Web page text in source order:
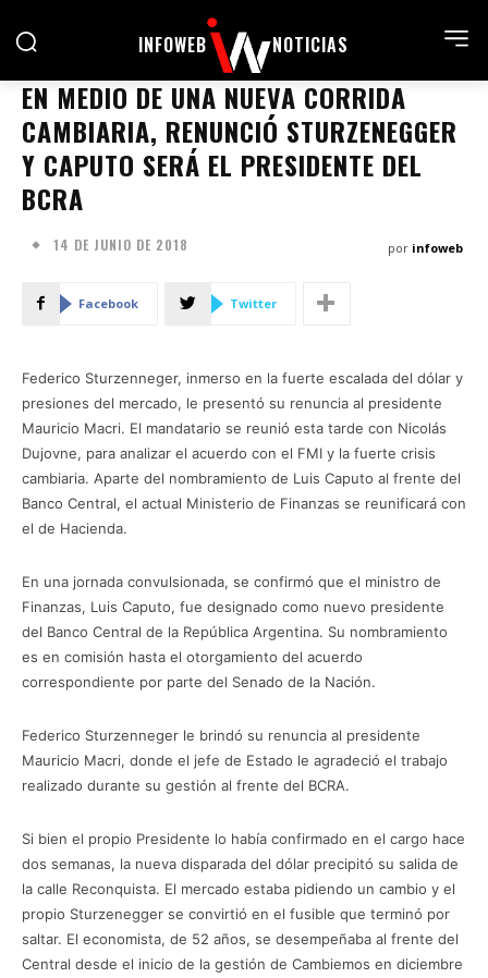
INFOWEB NOTICIAS
EN MEDIO DE UNA NUEVA CORRIDA
CAMBIARIA, RENUNCIÓ STURZENEGGER
Y CAPUTO SERÁ EL PRESIDENTE DEL
BCRA
14 DE JUNIO DE 2018 por infoweb
Facebook Twitter
Federico Sturzenneger, inmerso en la fuerte escalada del dólar y
presiones del mercado, le presentó su renuncia al presidente
Mauricio Macri. El mandatario se reunió esta tarde con Nicolás
Dujovne, para analizar el acuerdo con el FMI y la fuerte crisis
cambiaria. Aparte del nombramiento de Luis Caputo al frente del
Banco Central, el actual Ministerio de Finanzas se reunificará con
el de Hacienda.
En una jornada convulsionada, se confirmó que el ministro de
Finanzas, Luis Caputo, fue designado como nuevo presidente
del Banco Central de la República Argentina. Su nombramiento
es en comisión hasta el otorgamiento del acuerdo
correspondiente por parte del Senado de la Nación.
Federico Sturzenneger le brindó su renuncia al presidente
Mauricio Macri, donde el jefe de Estado le agradeció el trabajo
realizado durante su gestión al frente del BCRA.
Si bien el propio Presidente lo había confirmado en el cargo hace
dos semanas, la nueva disparada del dólar precipitó su salida de
la calle Reconquista. El mercado estaba pidiendo un cambio y el
propio Sturzenegger se convirtió en el fusible que terminó por
saltar. El economista, de 52 años, se desempeñaba al frente del
Central desde el inicio de la gestión de Cambiemos en diciembre